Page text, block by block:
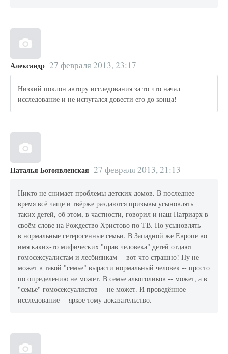
Александр 27 февраля 2013, 23:17
Низкий поклон автору исследования за то что начал
исследование и не испугался довести его до конца!
Наталья Богоявленская 27 февраля 2013, 21:13
Никто не снимает проблемы детских домов. В последнее
время всё чаще и твёрже раздаются призывы усыновлять
таких детей, об этом, в частности, говорил и наш Патриарх в
своём слове на Рождество Христово по ТВ. Но усыновлять --
в нормальные гетерогенные семьи. В Западной же Европе во
имя каких-то мифических "прав человека" детей отдают
гомосексуалистам и лесбиянкам -- вот что страшно! Ну не
может в такой "семье" вырасти нормальный человек -- просто
по определению не может. В семье алкоголиков -- может, а в
"семье" гомосексуалистов -- не может. И проведённое
исследование -- яркое тому доказательство.